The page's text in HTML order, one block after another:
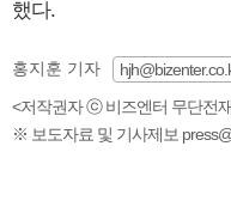
했다.
홍지훈 기자
<저작권자 ⓒ 비즈엔터 무단전
※ 보도자료 및 기사제보